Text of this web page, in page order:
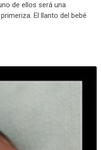
de ellos será una
El llanto del bebé